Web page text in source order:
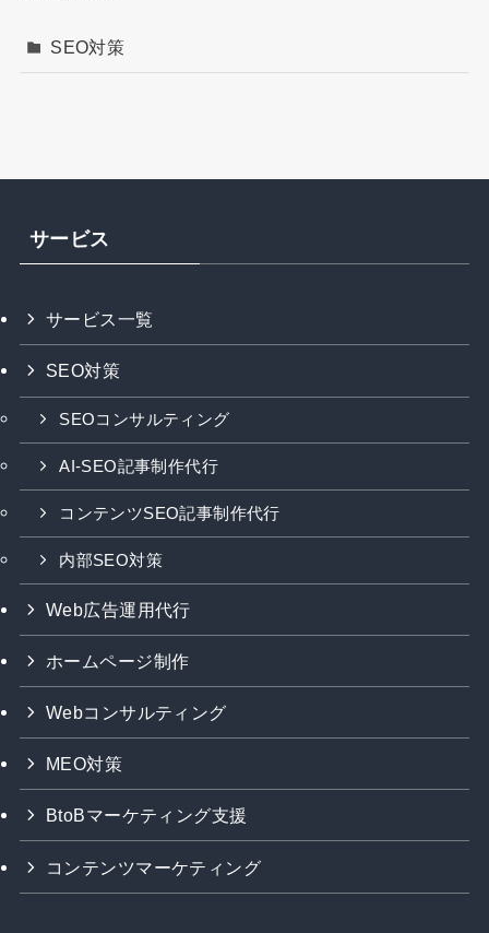
SEO対策
サービス
サービス一覧
SEO対策
SEOコンサルティング
AI-SEO記事制作代行
コンテンツSEO記事制作代行
内部SEO対策
Web広告運用代行
ホームページ制作
Webコンサルティング
MEO対策
BtoBマーケティング支援
コンテンツマーケティング